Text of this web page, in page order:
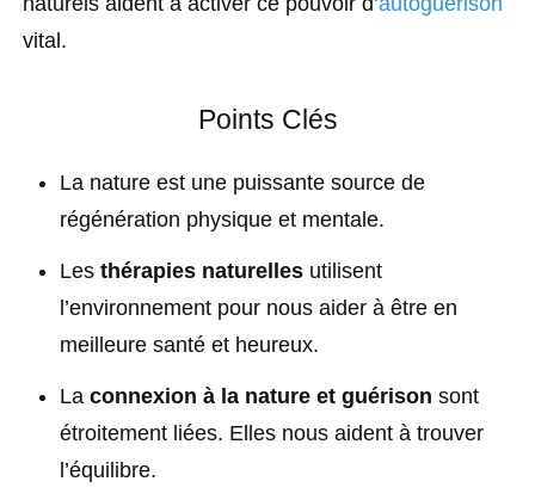
vital.
Points Clés
La nature est une puissante source de
régénération physique et mentale.
Les thérapies naturelles utilisent
l’environnement pour nous aider à être en
meilleure santé et heureux.
La connexion à la nature et guérison sont
étroitement liées. Elles nous aident à trouver
l’équilibre.